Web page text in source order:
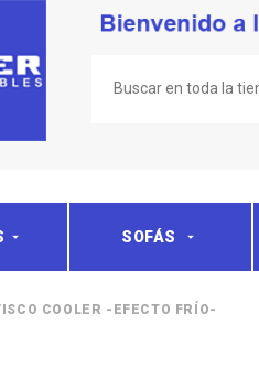
SOFÁS
COOLER -EFECTO FRÍO-